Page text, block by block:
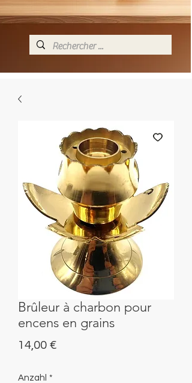
Brûleur à charbon pour
encens en grains
14,00 €Preis
Anzahl *